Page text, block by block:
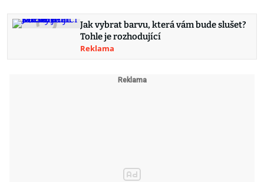
Jak vybrat barvu, která vám bude slušet?
Tohle je rozhodující
Reklama